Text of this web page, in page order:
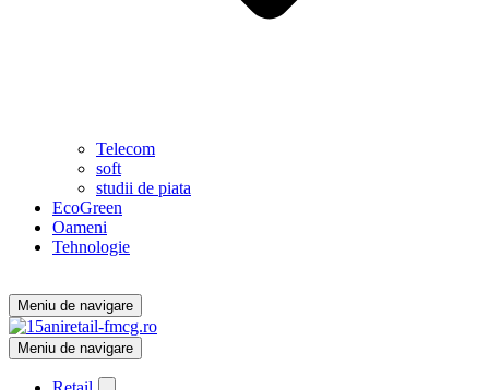
Telecom
soft
studii de piata
EcoGreen
Oameni
Tehnologie
Meniu de navigare
Meniu de navigare